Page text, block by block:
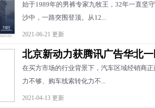
始于1989年的男裤专家九牧王，32年一直坚
沙中，一路突围登顶。从12...
2021-06-21 更新
北京新动力获腾讯广告华北
在买方市场的行业背景下，汽车区域经销商
力不够、购车线索转化力不...
2021-04-13 更新